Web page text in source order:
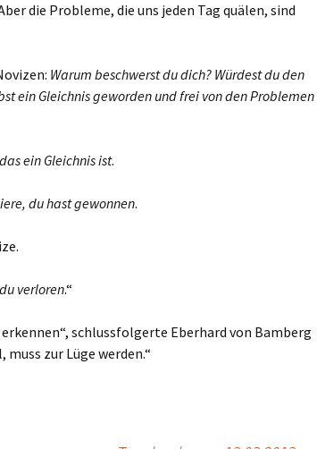
die Probleme, die uns jeden Tag quälen, sind
Warum beschwerst du dich? Würdest du den
ein Gleichnis geworden und frei von den Problemen
ein Gleichnis ist.
du hast gewonnen.
verloren.“
schlussfolgerte Eberhard von Bamberg
zur Lüge werden.“